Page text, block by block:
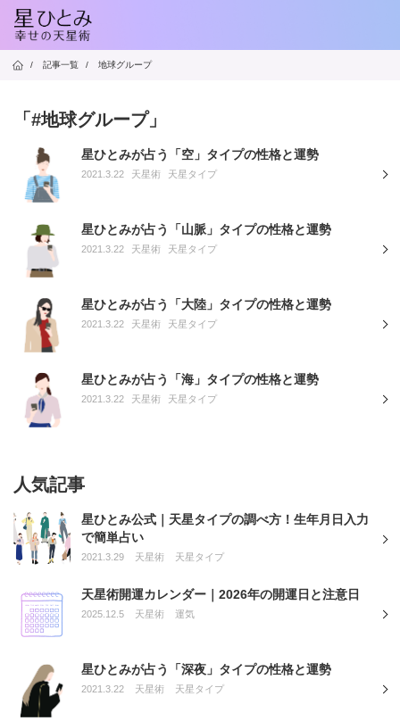
/ 記事一覧 / 地球グループ
「#地球グループ」
星ひとみが占う「空」タイプの性格と運勢
2021.3.22 天星術 天星タイプ
星ひとみが占う「山脈」タイプの性格と運勢
2021.3.22 天星術 天星タイプ
星ひとみが占う「大陸」タイプの性格と運勢
2021.3.22 天星術 天星タイプ
星ひとみが占う「海」タイプの性格と運勢
2021.3.22 天星術 天星タイプ
人気記事
星ひとみ公式｜天星タイプの調べ方！生年月日入力
で簡単占い
2021.3.29 天星術 天星タイプ
天星術開運カレンダー｜2026年の開運日と注意日
2025.12.5 天星術 運気
星ひとみが占う「深夜」タイプの性格と運勢
2021.3.22 天星術 天星タイプ